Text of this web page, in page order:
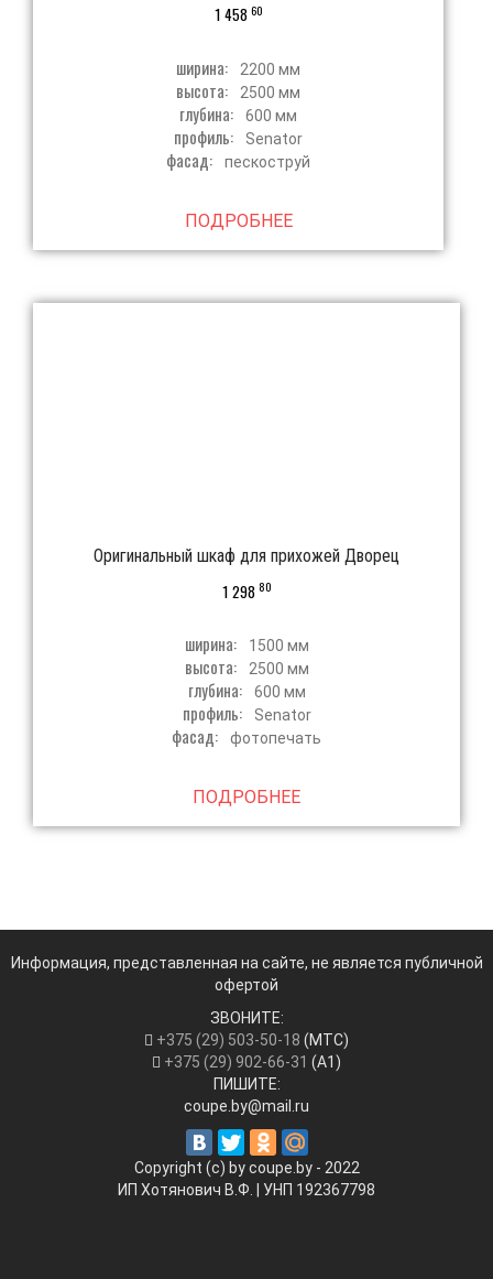
1 458 60
ширина: 2200 мм
высота: 2500 мм
глубина: 600 мм
профиль: Senator
фасад: пескоструй
ПОДРОБНЕЕ
Оригинальный шкаф для прихожей Дворец
1 298 80
ширина: 1500 мм
высота: 2500 мм
глубина: 600 мм
профиль: Senator
фасад: фотопечать
ПОДРОБНЕЕ
Информация, представленная на сайте, не является публичной
офертой
ЗВОНИТЕ:
+375 (29) 503-50-18 (МТС)
+375 (29) 902-66-31 (А1)
ПИШИТЕ:
coupe.by@mail.ru
Copyright (c) by coupe.by - 2022
ИП Хотянович В.Ф. | УНП ‎192367798